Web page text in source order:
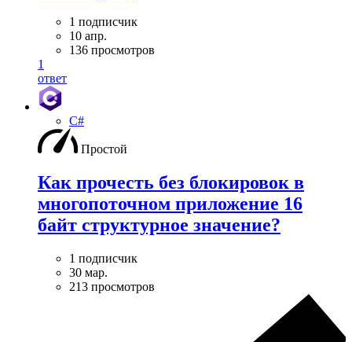
1 подписчик
10 апр.
136 просмотров
1
ответ
C#
Простой
Как прочесть без блокировок в
многопоточном приложение 16
байт структурное значение?
1 подписчик
30 мар.
213 просмотров